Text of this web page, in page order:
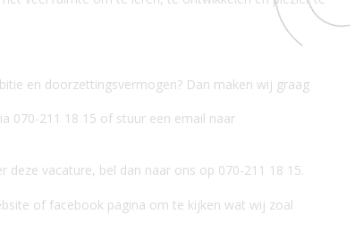
en doorzettingsvermogen? Dan maken wij graag
070-211 18 15 of stuur een email naar
deze vacature, bel dan naar ons op 070-211 18 15.
of facebook pagina om te kijken wat wij zoal